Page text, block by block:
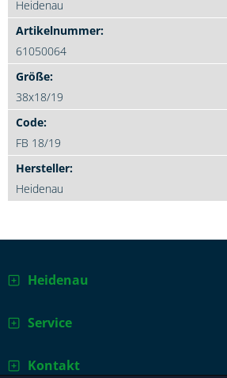
Heidenau
61050064
38x18/19
FB 18/19
Heidenau
Heidenau
Service
Kontakt